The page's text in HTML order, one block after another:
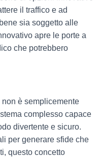
il traffico e ad
sia soggetto alle
apre le porte a
che potrebbero
non è semplicemente
complesso capace
divertente e sicuro.
per generare sfide che
questo concetto